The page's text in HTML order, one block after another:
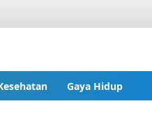
Gaya Hidup